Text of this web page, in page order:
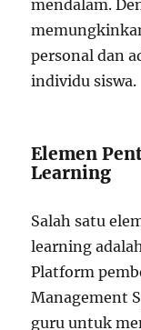
mendalam.
personal dan
individu siswa.
Elemen
Learning
Salah satu
learning
Platform
Management
guru untuk